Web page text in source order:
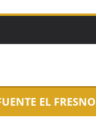
EL FRESNO